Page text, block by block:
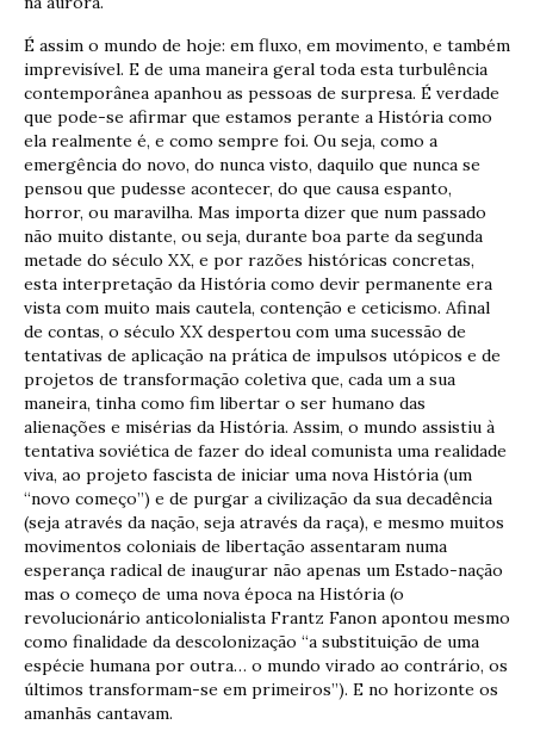
É assim o mundo de hoje: em fluxo, em movimento, e também
imprevisível. E de uma maneira geral toda esta turbulência
contemporânea apanhou as pessoas de surpresa. É verdade
que pode-se afirmar que estamos perante a História como
ela realmente é, e como sempre foi. Ou seja, como a
emergência do novo, do nunca visto, daquilo que nunca se
pensou que pudesse acontecer, do que causa espanto,
horror, ou maravilha. Mas importa dizer que num passado
não muito distante, ou seja, durante boa parte da segunda
metade do século XX, e por razões históricas concretas,
esta interpretação da História como devir permanente era
vista com muito mais cautela, contenção e ceticismo. Afinal
de contas, o século XX despertou com uma sucessão de
tentativas de aplicação na prática de impulsos utópicos e de
projetos de transformação coletiva que, cada um a sua
maneira, tinha como fim libertar o ser humano das
alienações e misérias da História. Assim, o mundo assistiu à
tentativa soviética de fazer do ideal comunista uma realidade
viva, ao projeto fascista de iniciar uma nova História (um
“novo começo”) e de purgar a civilização da sua decadência
(seja através da nação, seja através da raça), e mesmo muitos
movimentos coloniais de libertação assentaram numa
esperança radical de inaugurar não apenas um Estado-nação
mas o começo de uma nova época na História (o
revolucionário anticolonialista Frantz Fanon apontou mesmo
como finalidade da descolonização “a substituição de uma
espécie humana por outra… o mundo virado ao contrário, os
últimos transformam-se em primeiros”). E no horizonte os
amanhãs cantavam.